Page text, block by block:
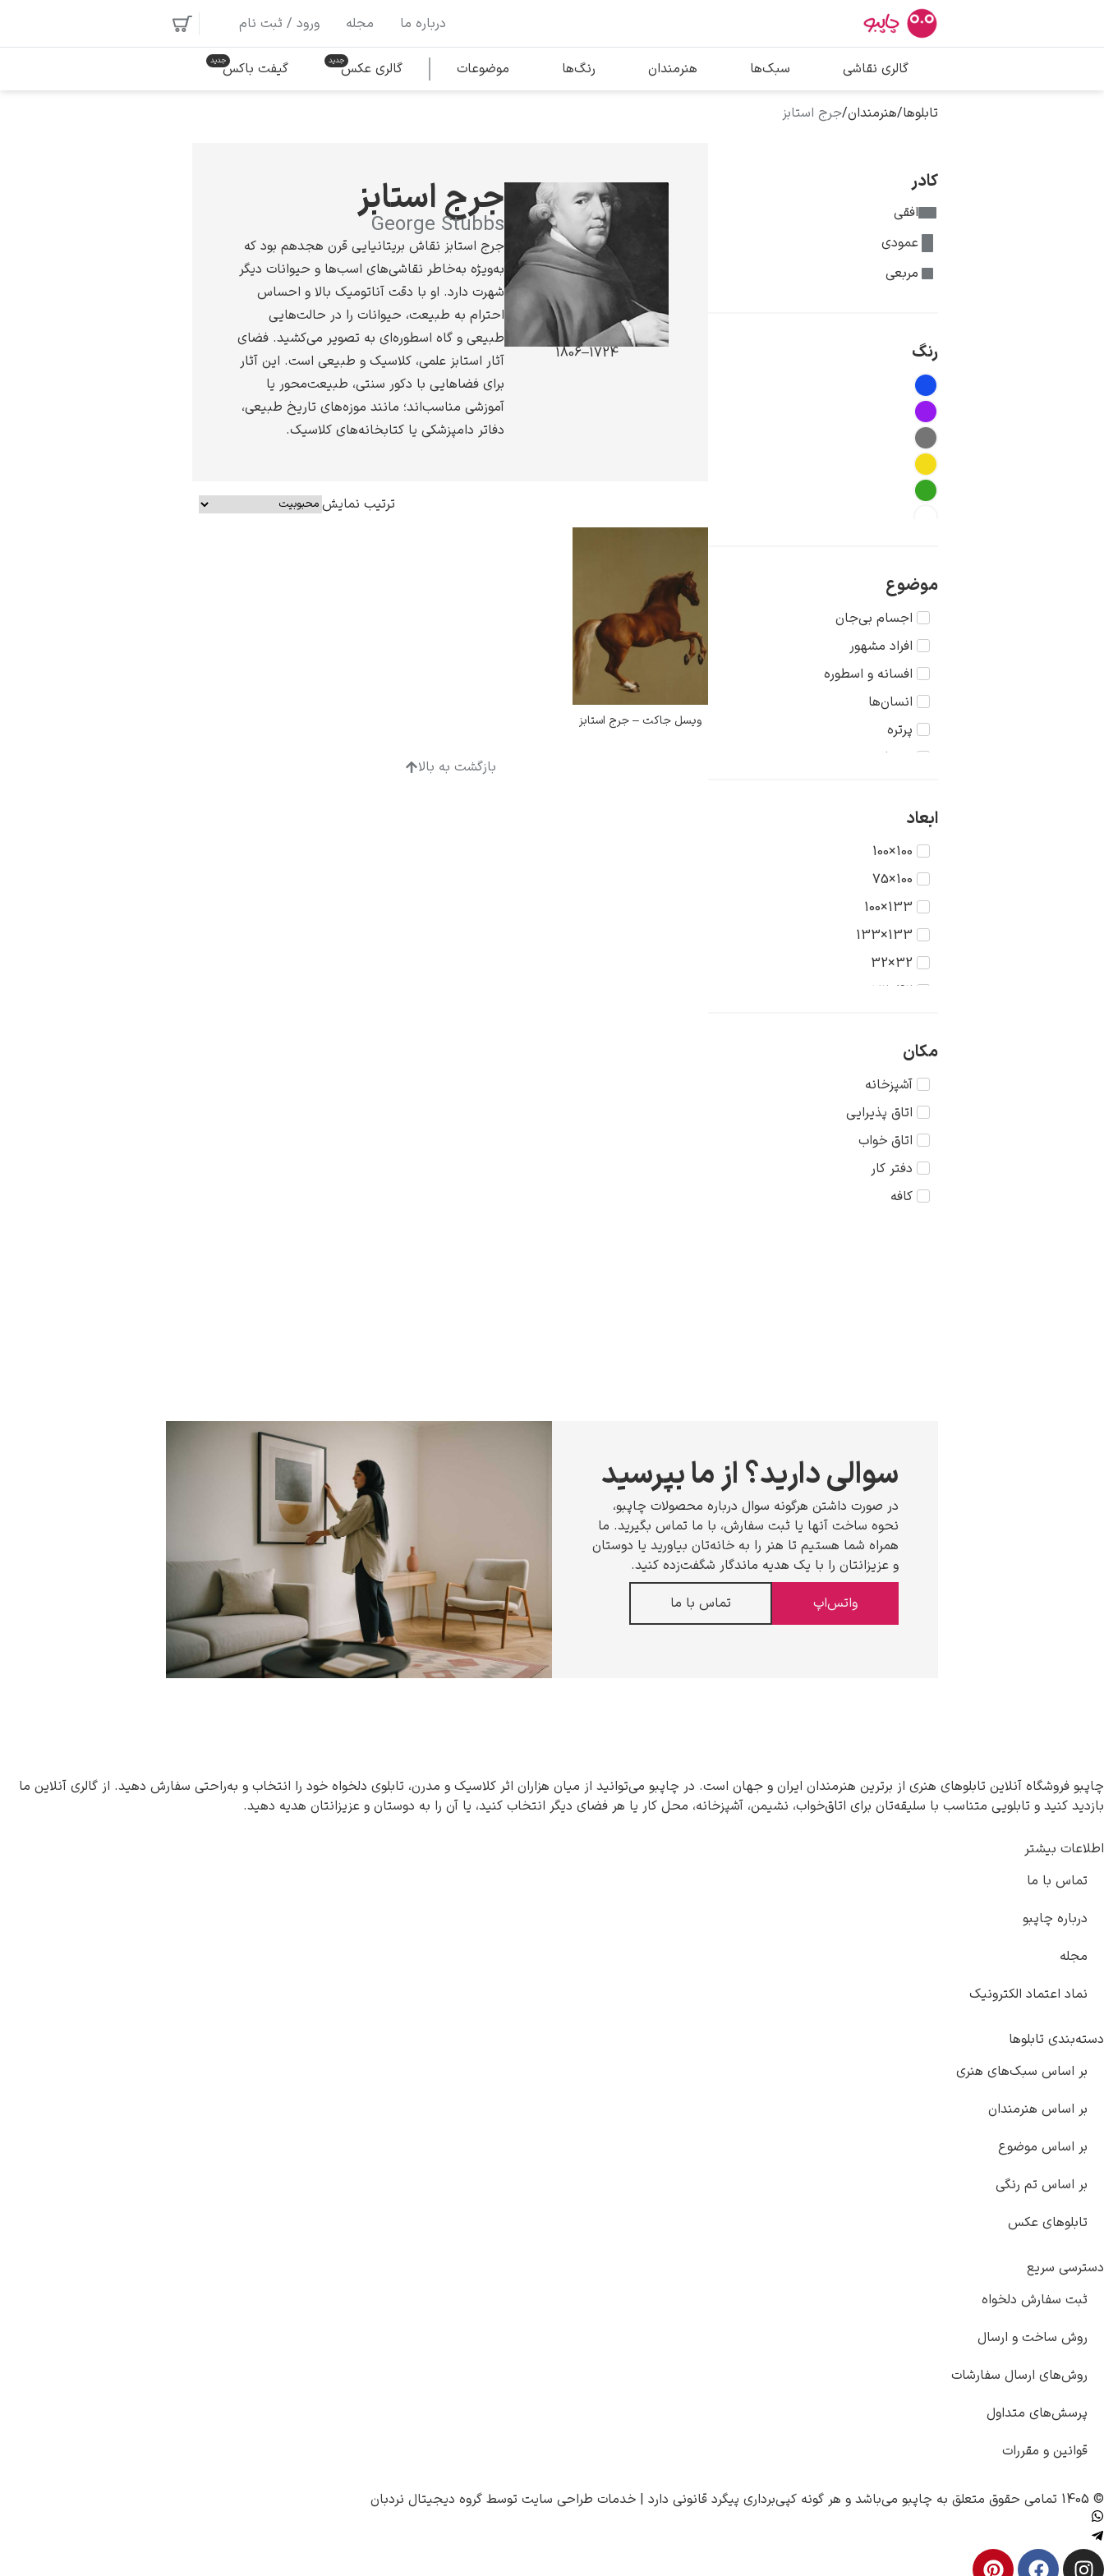
بیشترین جستجوها
پیکاسو
تابلو بوسه
محبوب‌ترین هنرمندان
کامی پیسارو
ادوارد هاپر
درباره ما مجله ورود / ثبت نام
گالری نقاشی سبک‌ها هنرمندان رنگ‌ها موضوعات گالری عکس گیفت باکس
تابلوها/هنرمندان/جرج استابز
کادر
افقی
عمودی
مربعی
رنگ
موضوع
اجسام بی‌جان
افراد مشهور
افسانه و اسطوره
انسان‌ها
پرتره
تاریخ
حیوانات
دریا
دورنما
دوشیزگان
رنگ‌ها
روستا
سکون
عشق
غرب وحشی
کودک
مذهبی
منظره
ابعاد
100×100
100×75
133×100
133×133
32×32
42×32
56×42
56×56
75×56
75×75
مکان
آشپزخانه
اتاق پذیرایی
اتاق خواب
دفتر کار
کافه
1724–1806
جرج استابز
George Stubbs
جرج استابز نقاش بریتانیایی قرن هجدهم بود که
به‌ویژه به‌خاطر نقاشی‌های اسب‌ها و حیوانات دیگر
شهرت دارد. او با دقت آناتومیک بالا و احساس
احترام به طبیعت، حیوانات را در حالت‌هایی
طبیعی و گاه اسطوره‌ای به تصویر می‌کشید. فضای
آثار استابز علمی، کلاسیک و طبیعی است. این آثار
برای فضاهایی با دکور سنتی، طبیعت‌محور یا
آموزشی مناسب‌اند؛ مانند موزه‌های تاریخ طبیعی،
دفاتر دامپزشکی یا کتابخانه‌های کلاسیک.
ترتیب نمایش
ویسل جاکت – جرج استابز
بازگشت به بالا
سوالی دارید؟ از ما بپرسید
در صورت داشتن هرگونه سوال درباره محصولات چاپبو،
نحوه ساخت آنها یا ثبت سفارش، با ما تماس بگیرید. ما
همراه شما هستیم تا هنر را به خانه‌تان بیاورید یا دوستان
و عزیزانتان را با یک هدیه ماندگار شگفت‌زده کنید.
واتس‌اپ
تماس با ما
چاپبو فروشگاه آنلاین تابلوهای هنری از برترین هنرمندان ایران و جهان است. در چاپبو می‌توانید از میان هزاران اثر کلاسیک و مدرن، تابلوی دلخواه خود را انتخاب و به‌راحتی سفارش دهید. از گالری آنلاین ما
بازدید کنید و تابلویی متناسب با سلیقه‌تان برای اتاق‌خواب، نشیمن، آشپزخانه، محل کار یا هر فضای دیگر انتخاب کنید، یا آن را به دوستان و عزیزانتان هدیه دهید.
اطلاعات بیشتر
تماس با ما
درباره چاپبو
مجله
نماد اعتماد الکترونیک
دسته‌بندی تابلوها
بر اساس سبک‌های هنری
بر اساس هنرمندان
بر اساس موضوع
بر اساس تم رنگی
تابلوهای عکس
دسترسی سریع
ثبت سفارش دلخواه
روش ساخت و ارسال
روش‌های ارسال سفارشات
پرسش‌های متداول
قوانین و مقررات
© 1405 تمامی حقوق متعلق به چاپبو می‌باشد و هر گونه کپی‌برداری پیگرد قانونی دارد | خدمات طراحی سایت توسط گروه دیجیتال نردبان